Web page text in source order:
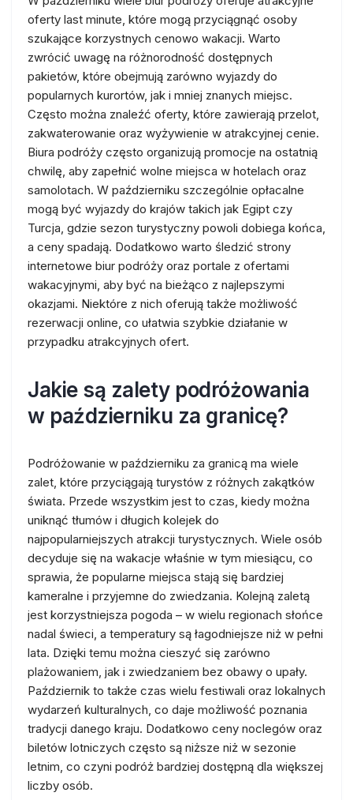
oferty last minute, które mogą przyciągnąć osoby
szukające korzystnych cenowo wakacji. Warto
zwrócić uwagę na różnorodność dostępnych
pakietów, które obejmują zarówno wyjazdy do
popularnych kurortów, jak i mniej znanych miejsc.
Często można znaleźć oferty, które zawierają przelot,
zakwaterowanie oraz wyżywienie w atrakcyjnej cenie.
Biura podróży często organizują promocje na ostatnią
chwilę, aby zapełnić wolne miejsca w hotelach oraz
samolotach. W październiku szczególnie opłacalne
mogą być wyjazdy do krajów takich jak Egipt czy
Turcja, gdzie sezon turystyczny powoli dobiega końca,
a ceny spadają. Dodatkowo warto śledzić strony
internetowe biur podróży oraz portale z ofertami
wakacyjnymi, aby być na bieżąco z najlepszymi
okazjami. Niektóre z nich oferują także możliwość
rezerwacji online, co ułatwia szybkie działanie w
przypadku atrakcyjnych ofert.
Jakie są zalety podróżowania
w październiku za granicę?
Podróżowanie w październiku za granicą ma wiele
zalet, które przyciągają turystów z różnych zakątków
świata. Przede wszystkim jest to czas, kiedy można
uniknąć tłumów i długich kolejek do
najpopularniejszych atrakcji turystycznych. Wiele osób
decyduje się na wakacje właśnie w tym miesiącu, co
sprawia, że popularne miejsca stają się bardziej
kameralne i przyjemne do zwiedzania. Kolejną zaletą
jest korzystniejsza pogoda – w wielu regionach słońce
nadal świeci, a temperatury są łagodniejsze niż w pełni
lata. Dzięki temu można cieszyć się zarówno
plażowaniem, jak i zwiedzaniem bez obawy o upały.
Październik to także czas wielu festiwali oraz lokalnych
wydarzeń kulturalnych, co daje możliwość poznania
tradycji danego kraju. Dodatkowo ceny noclegów oraz
biletów lotniczych często są niższe niż w sezonie
letnim, co czyni podróż bardziej dostępną dla większej
liczby osób.